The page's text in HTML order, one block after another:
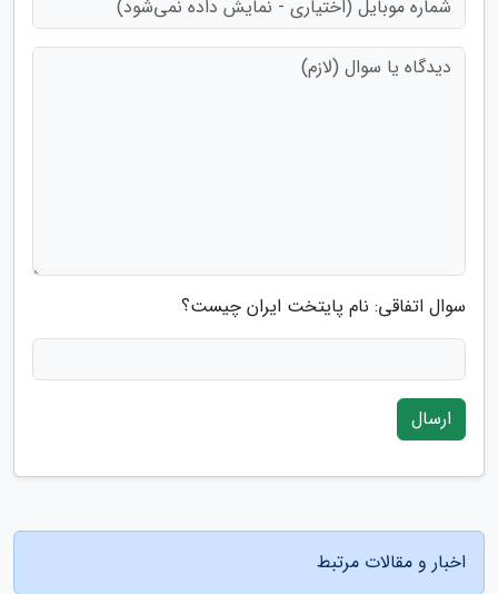
سوال اتفاقی: نام پایتخت ایران چیست؟
ارسال
اخبار و مقالات مرتبط